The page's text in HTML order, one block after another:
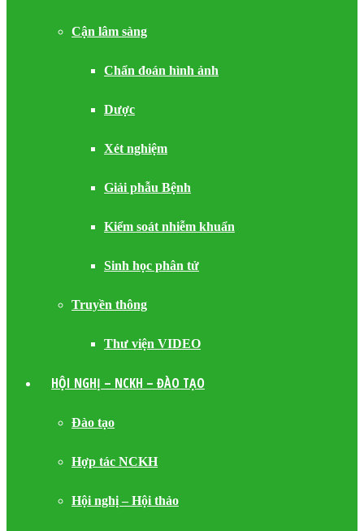
Cận lâm sàng
Chẩn đoán hình ảnh
Dược
Xét nghiệm
Giải phẫu Bệnh
Kiểm soát nhiễm khuẩn
Sinh học phân tử
Truyền thông
Thư viện VIDEO
HỘI NGHỊ – NCKH – ĐÀO TẠO
Đào tạo
Hợp tác NCKH
Hội nghị – Hội thảo